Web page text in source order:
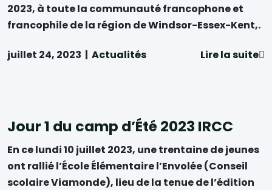
2023, à toute la communauté francophone et
francophile de la région de Windsor-Essex-Kent,.
juillet 24, 2023 | Actualités Lire la suite
Jour 1 du camp d’Été 2023 IRCC
En ce lundi 10 juillet 2023, une trentaine de jeunes
ont rallié l’École Élémentaire l’Envolée (Conseil
scolaire Viamonde), lieu de la tenue de l’édition